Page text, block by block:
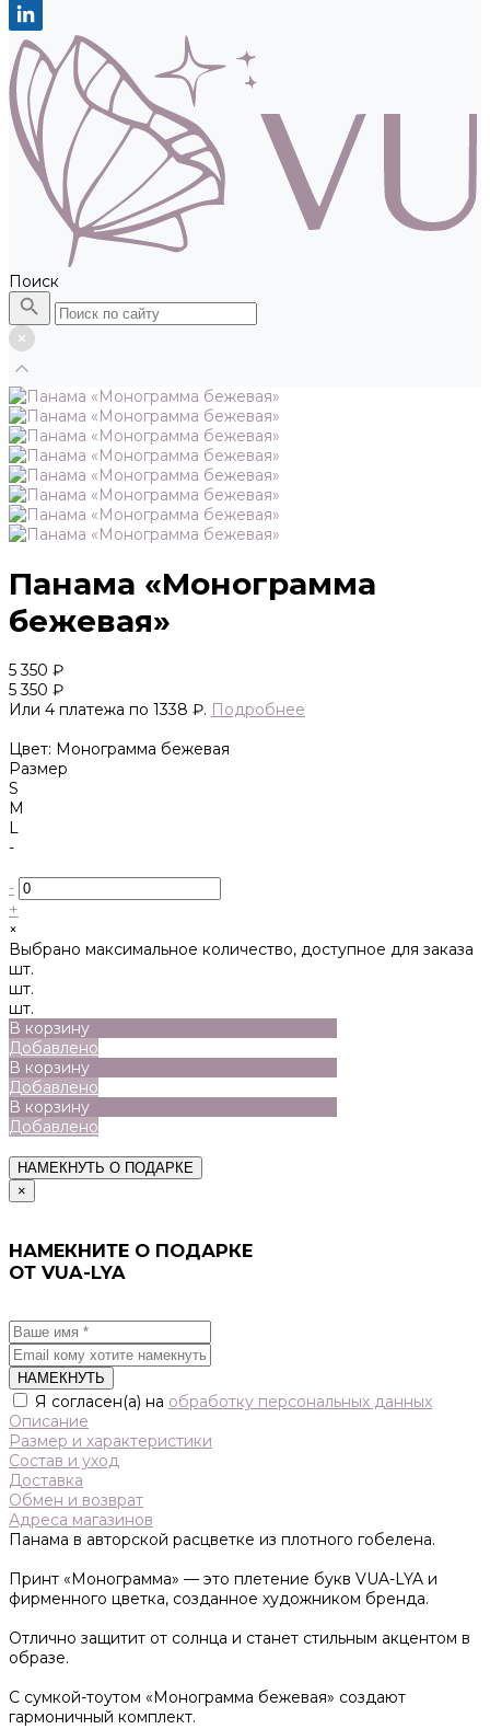
Поиск
Панама «Монограмма
бежевая»
5 350 ₽
5 350 ₽
Или 4 платежа по 1338 ₽. Подробнее
Цвет: Монограмма бежевая
Размер
S
M
L
-
-
+
×
Выбрано максимальное количество, доступное для заказа
шт.
шт.
шт.
В корзину
Добавлено
В корзину
Добавлено
В корзину
Добавлено
НАМЕКНУТЬ О ПОДАРКЕ
×
НАМЕКНИТЕ О ПОДАРКЕ
ОТ VUA-LYA
НАМЕКНУТЬ
Я согласен(а) на обработку персональных данных
Описание
Размер и характеристики
Состав и уход
Доставка
Обмен и возврат
Адреса магазинов
Панама в авторской расцветке из плотного гобелена.
Принт «Монограмма» — это плетение букв VUA-LYA и
фирменного цветка, созданное художником бренда.
Отлично защитит от солнца и станет стильным акцентом в
образе.
С сумкой-тоутом «Монограмма бежевая» создают
гармоничный комплект.